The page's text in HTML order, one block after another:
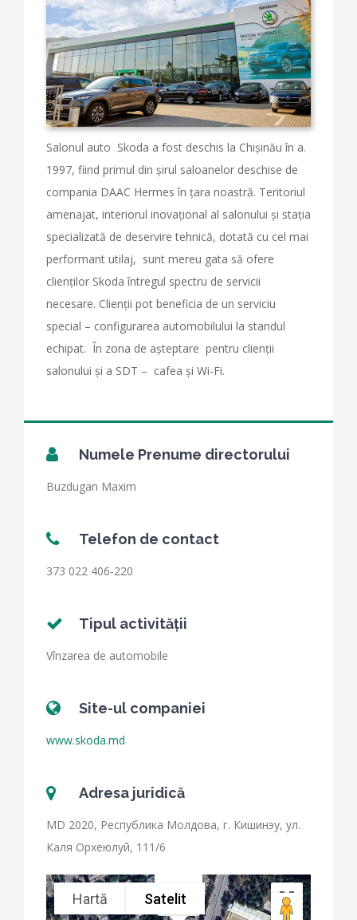
Salonul auto Skoda a fost deschis la Chișinău în a.
1997, fiind primul din șirul saloanelor deschise de
compania DAAC Hermes în țara noastră. Teritoriul
amenajat, interiorul inovațional al salonului și stația
specializată de deservire tehnică, dotată cu cel mai
performant utilaj, sunt mereu gata să ofere
clienților Skoda întregul spectru de servicii
necesare. Clienții pot beneficia de un serviciu
special – configurarea automobilului la standul
echipat. În zona de așteptare pentru clienții
salonului și a SDT – cafea și Wi-Fi.
Numele Prenume directorului
Buzdugan Maxim
Telefon de contact
373 022 406-220
Tipul activităţii
Vînzarea de automobile
Site-ul companiei
www.skoda.md
Adresa juridică
MD 2020, Республика Молдова, г. Кишинэу, ул.
Каля Орхеюлуй, 111/6
Hartă Satelit